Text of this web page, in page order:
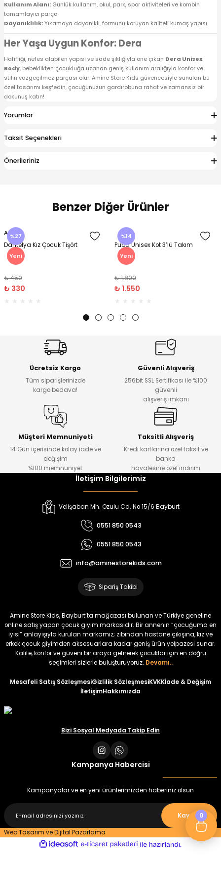
Kullanım Alanı: Günlük kullanım, okul, park, spor aktiviteleri ve kombin
tamamlayıcı parça
Dayanıklılık:Yıkamaya dayanıklı, formunu koruyan kaliteli kumaş yapısı
Her Yaşa Uygun Konfor: Dera
Hafifliği, nefes alabilen yapısı ve sade şıklığıyla öne çıkan Dera Unisex
Body, bebeklikten çocukluğa uzanan geniş kullanım aralığıyla konfor ve
stilin vazgeçilmez parçası olur. Amine Store Kids güvencesiyle sunulan bu
özel tasarımı keşfedin, çocuğunuzun gardırobuna rahat ve zamansız bir
dokunuş katın!
Yorumlar
Taksit Seçenekleri
Önerileriniz
Benzer Diğer Ürünler
Kız Çocuk Tişört
%14
Puba Unisex Kot 3’lü Takım
₺ 1.550
%20
0
Ücretsiz Kargo
Tüm siparişlerinizde
kargo bedava!
Güvenli Alışveriş
256bit SSL Sertifikası ile %100
güvenli
alışveriş imkanı
Müşteri Memnuniyeti
14 Gün içerisinde kolay iade ve
değişim
%100 memnuniyet
Taksitli Alışveriş
Kredi kartlarına özel taksit ve
banka
havalesine özel indirim
İletişim Bilgilerimiz
Velişaban Mh. Ozulu Cd. No 15/6 Bayburt
0551 850 0543
0551 850 0543
info@aminestorekids.com
Sipariş Takibi
Amine Store Kids, Bayburt’ta mağazası bulunan ve Türkiye geneline
online satış yapan çocuk giyim markasıdır. Bir annenin “çocuğuma en
iyisi” anlayışıyla kurulan markamız; zıbından hastane çıkışına, kız ve
erkek çocuk giyimden aksesuarlara kadar geniş ürün yelpazesi sunar.
Kalite, konfor ve güveni bir araya getirerek çocuklar için en doğru
seçimleri sizlerle buluşturuyoruz. Devamı..
Mesafeli Satış SözleşmesiGizlilik SözleşmesiKVKKİade & Değişim
İletişimHakkımızda
Bizi Sosyal Medyada Takip Edin
Kampanya Habercisi
Kampanyalar ve en yeni ürünlerimizden haberiniz olsun
Kaydet
Web Tasarım ve Dijital Pazarlama
ideasoft
e-